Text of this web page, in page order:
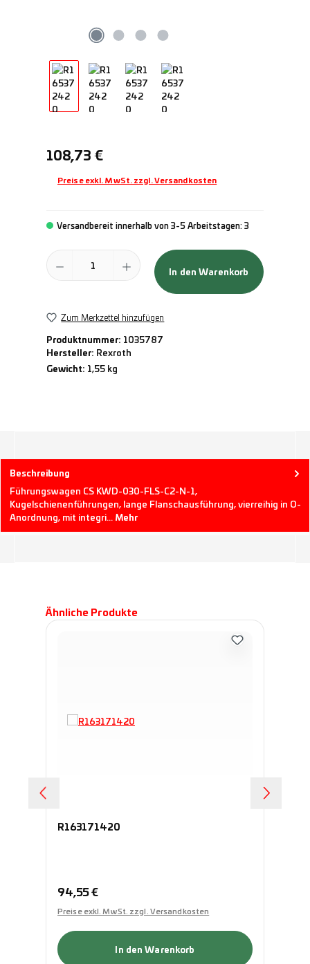
Regulärer Preis:
108,73 €
Preise exkl. MwSt. zzgl. Versandkosten
Versandbereit innerhalb von 3-5 Arbeitstagen: 3
Produkt Anzahl: Gib den gewünschten Wert ein oder benutze die
In den Warenkorb
Zum Merkzettel hinzufügen
Produktnummer: 1035787
Hersteller: Rexroth
Gewicht: 1,55 kg
Beschreibung
Führungswagen CS KWD-030-FLS-C2-N-1,
Kugelschienenführungen, lange Flanschausführung, vierreihig in O-
Anordnung, mit integri… Mehr
Produktgalerie überspringen
Ähnliche Produkte
R163171420
Regulärer Preis:
94,55 €
Preise exkl. MwSt. zzgl. Versandkosten
In den Warenkorb